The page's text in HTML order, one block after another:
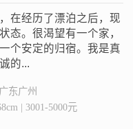
在经历了漂泊之后，现
态。很渴望有一个家，
个安定的归宿。我是真
的...
广东广州
| 3001-5000元